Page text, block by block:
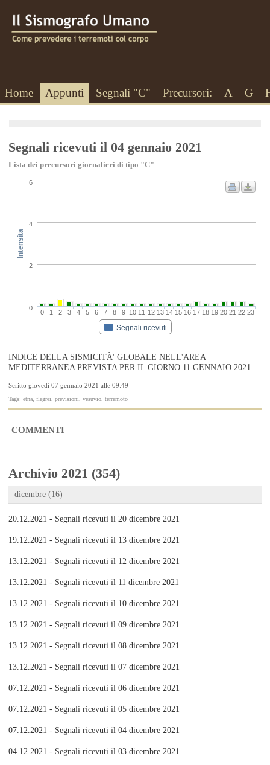
Home Appunti Segnali "C" Precursori: A G
Segnali ricevuti il 04 gennaio 2021
Lista dei precursori giornalieri di tipo "C"
Intensita
Segnali ricevuti
0 1 2 3 4 5 6 7 8 9 10 11 12 13 14 15 16 17 18 19 20 21 22 23
0
2
4
6
INDICE DELLA SISMICITÀ' GLOBALE NELL'AREA
MEDITERRANEA PREVISTA PER IL GIORNO 11 GENNAIO 2021.
Scritto giovedì 07 gennaio 2021 alle 09:49
Tags: etna, flegrei, previsioni, vesuvio, terremoto
COMMENTI
Archivio 2021 (354)
dicembre (16)
20.12.2021 - Segnali ricevuti il 20 dicembre 2021
19.12.2021 - Segnali ricevuti il 13 dicembre 2021
13.12.2021 - Segnali ricevuti il 12 dicembre 2021
13.12.2021 - Segnali ricevuti il 11 dicembre 2021
13.12.2021 - Segnali ricevuti il 10 dicembre 2021
13.12.2021 - Segnali ricevuti il 09 dicembre 2021
13.12.2021 - Segnali ricevuti il 08 dicembre 2021
13.12.2021 - Segnali ricevuti il 07 dicembre 2021
07.12.2021 - Segnali ricevuti il 06 dicembre 2021
07.12.2021 - Segnali ricevuti il 05 dicembre 2021
07.12.2021 - Segnali ricevuti il 04 dicembre 2021
04.12.2021 - Segnali ricevuti il 03 dicembre 2021